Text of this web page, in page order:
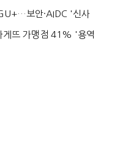
보안·AIDC '신사
뜨 가맹점 41% '용역